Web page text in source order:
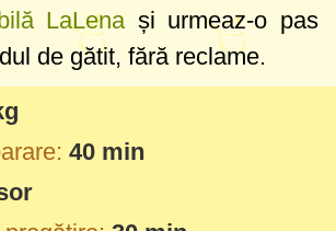
LaLenași urmeaz-o pas
de gătit, fără reclame.
40 min